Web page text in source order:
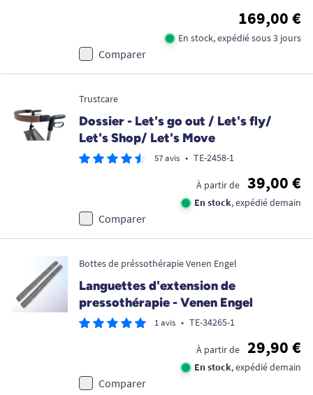
169,00 €
En stock, expédié sous 3 jours
Comparer
Trustcare
Dossier - Let's go out / Let's fly/
Let's Shop/ Let's Move
57 avis • TE-2458-1
À partir de 39,00 €
En stock, expédié demain
Comparer
Bottes de préssothérapie Venen Engel
Languettes d'extension de
pressothérapie - Venen Engel
1 avis • TE-34265-1
À partir de 29,90 €
En stock, expédié demain
Comparer